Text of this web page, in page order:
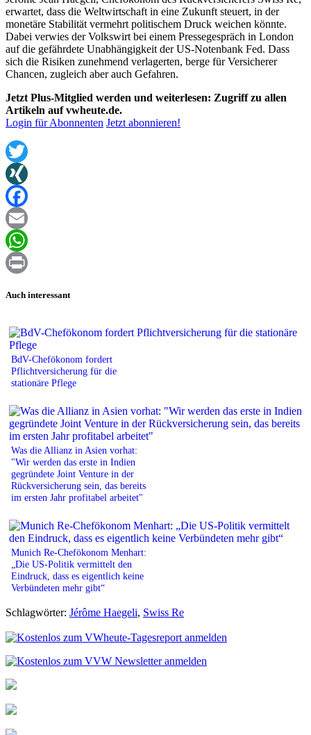
erwartet, dass die Weltwirtschaft in eine Zukunft steuert, in der
monetäre Stabilität vermehrt politischem Druck weichen könnte.
Dabei verwies der Volkswirt bei einem Pressegespräch in London
auf die gefährdete Unabhängigkeit der US-Notenbank Fed. Dass
sich die Risiken zunehmend verlagerten, berge für Versicherer
Chancen, zugleich aber auch Gefahren.
Jetzt Plus-Mitglied werden und weiterlesen: Zugriff zu allen
Artikeln auf vwheute.de.
Login für Abonnenten Jetzt abonnieren!
Twitter
XING
Facebook
Email
WhatsApp
Auch interessant
BdV-Chefökonom fordert
Pflichtversicherung für die
stationäre Pflege
Was die Allianz in Asien vorhat:
"Wir werden das erste in Indien
gegründete Joint Venture in der
Rückversicherung sein, das bereits
im ersten Jahr profitabel arbeitet"
Munich Re-Chefökonom Menhart:
„Die US-Politik vermittelt den
Eindruck, dass es eigentlich keine
Verbündeten mehr gibt“
Schlagwörter: Jérôme Haegeli, Swiss Re